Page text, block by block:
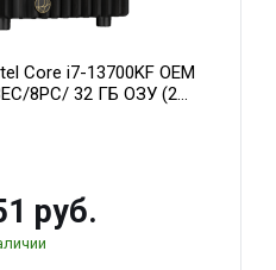
Core i7-13700KF OEM
8PC/ 32 ГБ ОЗУ (2
GDDR6X 384-Bit 3xDP
руб.